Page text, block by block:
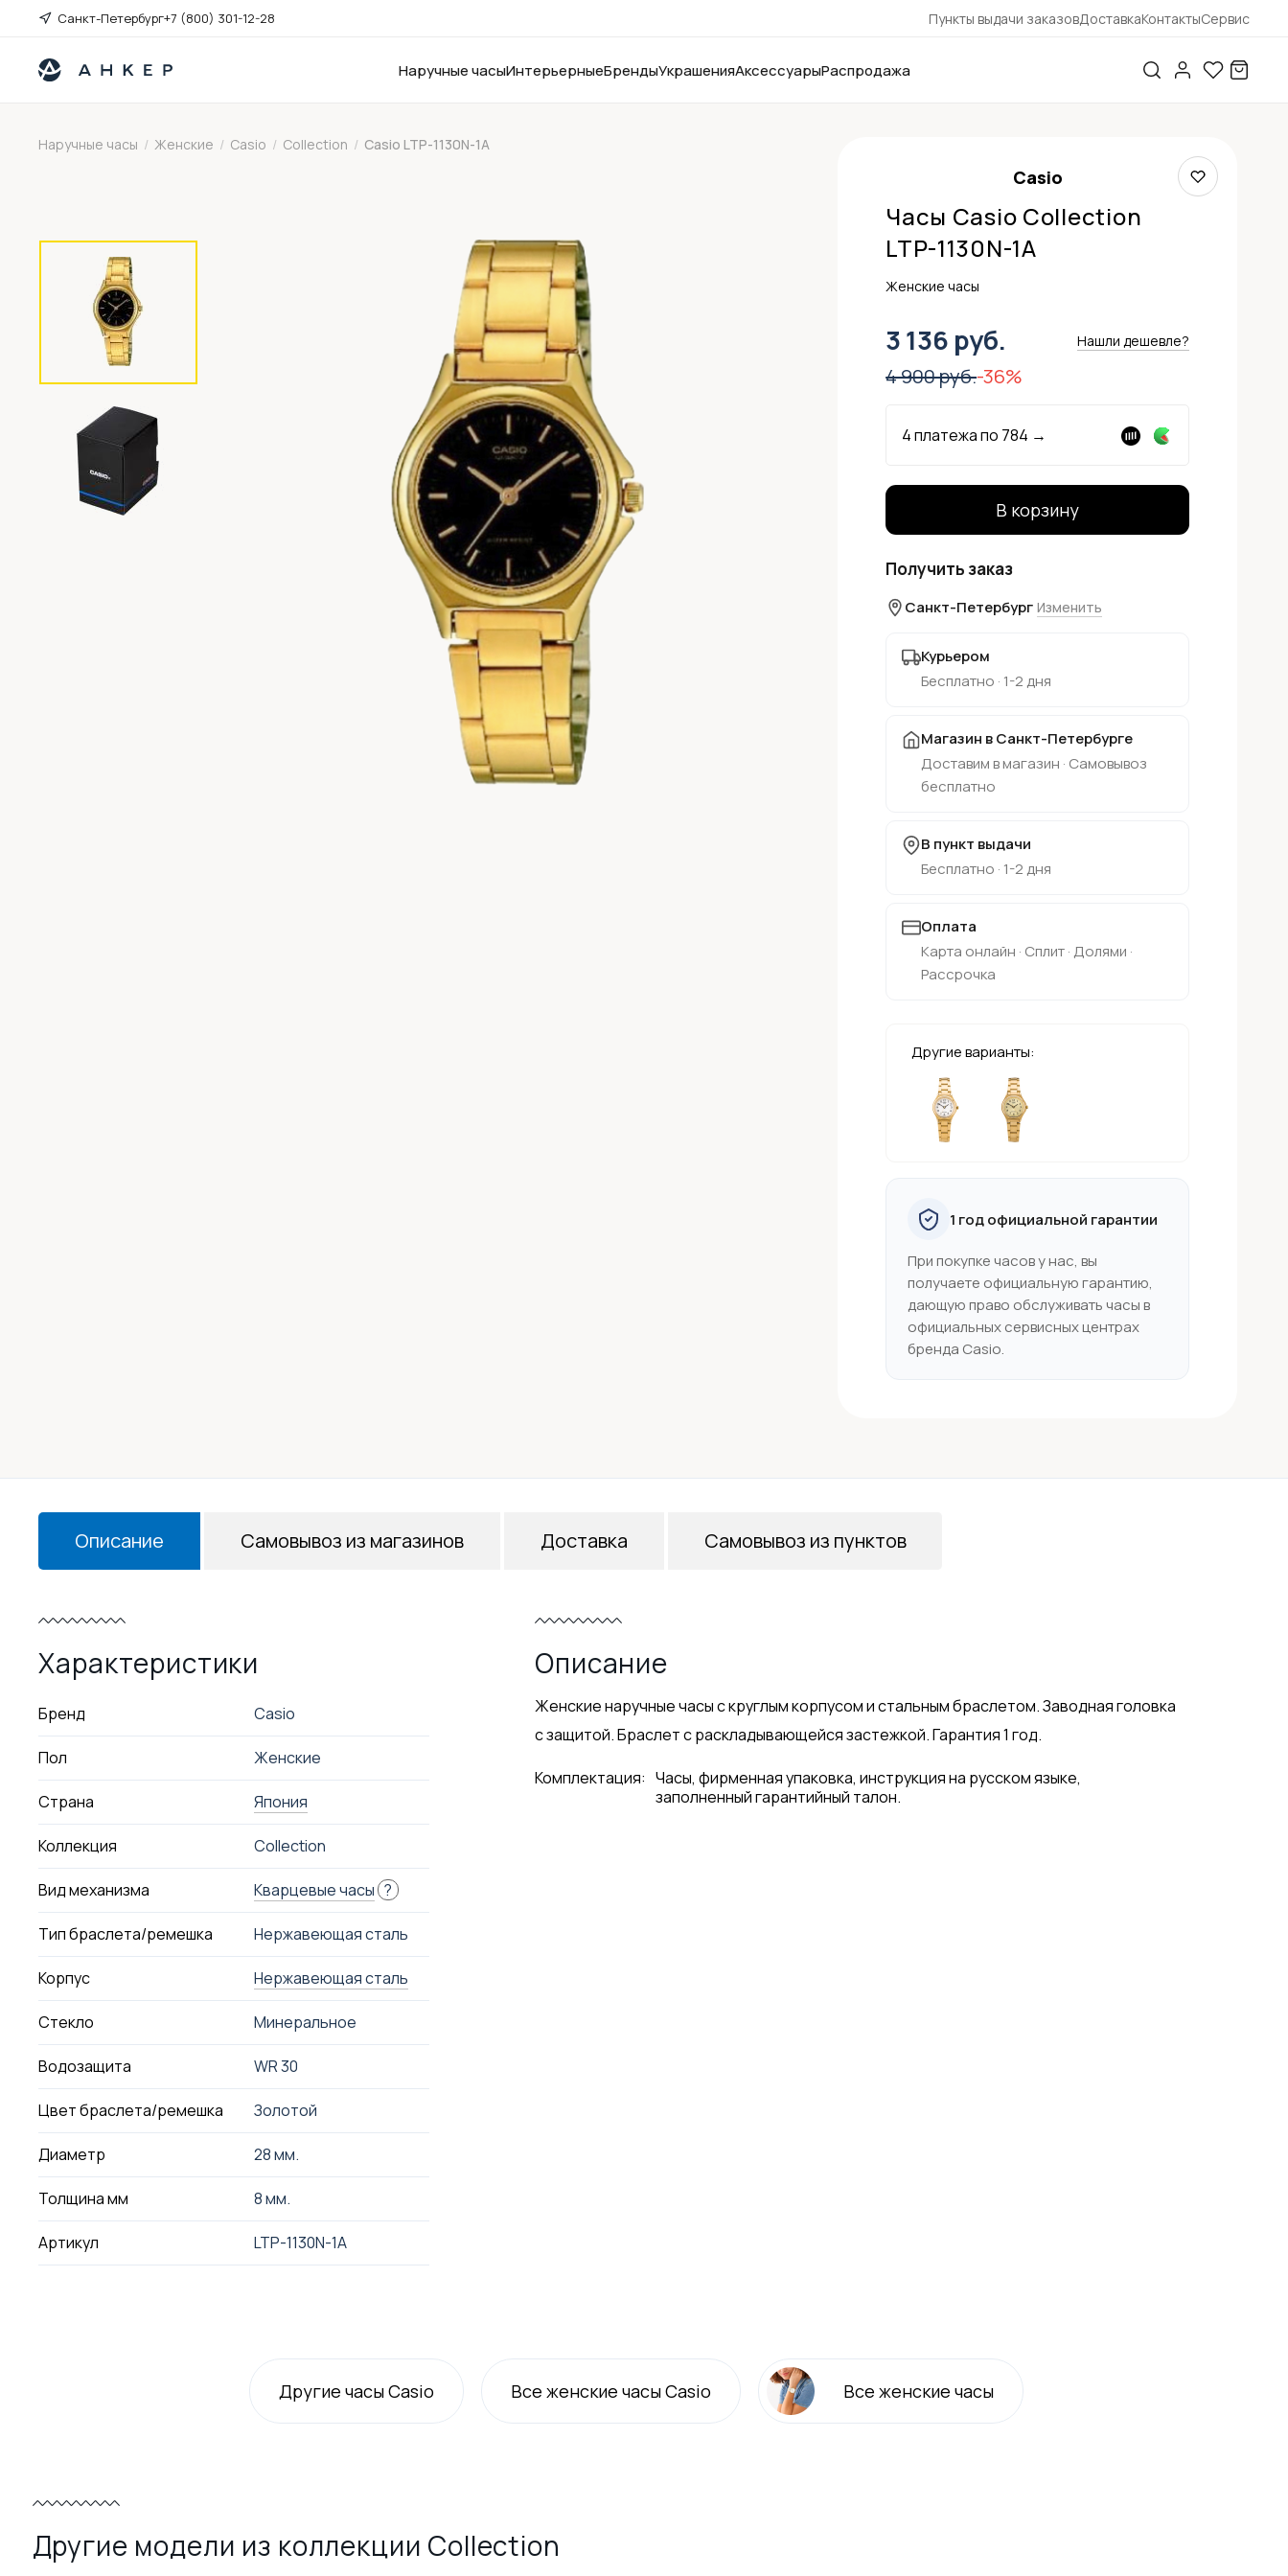
Санкт-Петербург+7 (800) 301-12-28 Пункты выдачи заказовДоставкаКонтактыСервис
Наручные часыИнтерьерныеБрендыУкрашенияАксессуарыРаспродажа
Наручные часы / Женские / Casio / Collection / Casio LTP-1130N-1A
Casio
Часы Casio Collection
LTP-1130N-1A
Женские часы
3 136 руб. Нашли дешевле?
4 900 руб.-36%
4 платежа по 784 →
В корзину
Получить заказ
Санкт-Петербург Изменить
Курьером
Бесплатно · 1-2 дня
Магазин в Санкт-Петербурге
Доставим в магазин · Самовывоз
бесплатно
В пункт выдачи
Бесплатно · 1-2 дня
Оплата
Карта онлайн · Сплит · Долями ·
Рассрочка
Другие варианты:
1 год официальной гарантии
При покупке часов у нас, вы
получаете официальную гарантию,
дающую право обслуживать часы в
официальных сервисных центрах
бренда Casio.
Описание
Характеристики
Бренд Casio
Пол Женские
Страна Япония
Коллекция Collection
Вид механизма Кварцевые часы ?
Тип браслета/ремешка Нержавеющая сталь
Корпус Нержавеющая сталь
Стекло Минеральное
Водозащита WR 30
Цвет браслета/ремешка Золотой
Диаметр 28 мм.
Толщина мм 8 мм.
Артикул LTP-1130N-1A
Описание
Женские наручные часы с круглым корпусом и стальным браслетом. Заводная головка
с защитой. Браслет с раскладывающейся застежкой. Гарантия 1 год.
Комплектация: Часы, фирменная упаковка, инструкция на русском языке,
заполненный гарантийный талон.
Самовывоз из магазинов Доставка Самовывоз из пунктов
Другие часы Casio Всеженские часы Casio Всеженские часы
Другие модели из коллекции Collection